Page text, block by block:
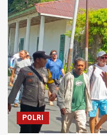
dan
Polsek
Leihitu
Sebarkan
Semangat
Merah
Putih,
Bagikan
100
Bendera
Jelang
HUT
POLRI